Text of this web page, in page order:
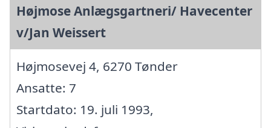
Højmose Anlægsgartneri/ Havecenter
v/Jan Weissert
Højmosevej 4, 6270 Tønder
Ansatte: 7
Startdato: 19. juli 1993,